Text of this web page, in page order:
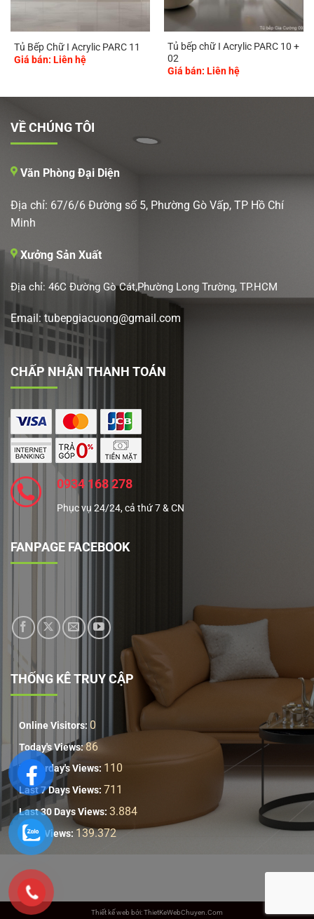
Tủ Bếp Chữ I Acrylic PARC 11
Giá bán: Liên hệ
Tủ bếp chữ I Acrylic PARC 10 +
02
Giá bán: Liên hệ
VỀ CHÚNG TÔI
Văn Phòng Đại Diện
Địa chỉ: 67/6/6 Đường số 5, Phường Gò Vấp, TP Hồ Chí
Minh
Xưởng Sản Xuất
Địa chỉ: 46C Đường Gò Cát,Phường Long Trường, TP.HCM
Email: tubepgiacuong@gmail.com
CHẤP NHẬN THANH TOÁN
0934 168 278
Phục vụ 24/24, cả thứ 7 & CN
FANPAGE FACEBOOK
THỐNG KÊ TRUY CẬP
Online Visitors: 0
Today's Views:86
Yesterday's Views: 110
Last 7 Days Views: 711
Last 30 Days Views: 3.884
Total Views: 139.372
Thiết kế web bởi: ThietKeWebChuyen.Com